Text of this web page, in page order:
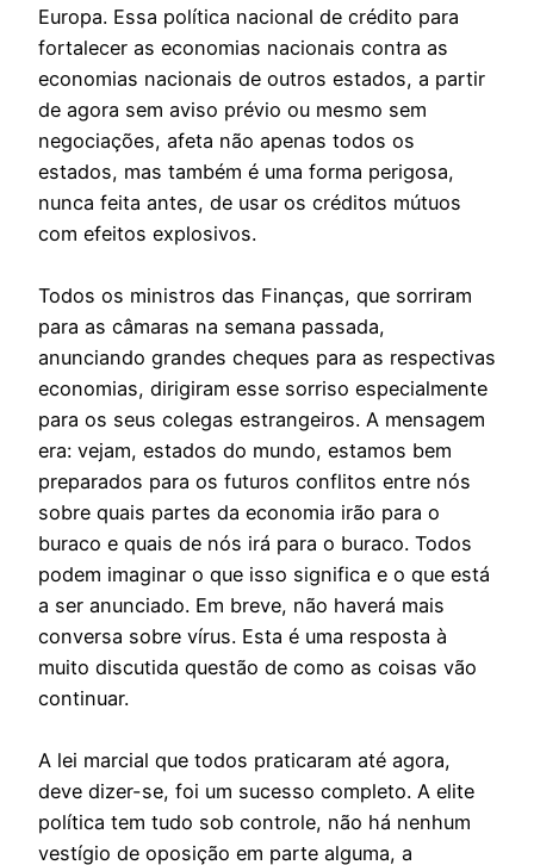
Europa. Essa política nacional de crédito para
fortalecer as economias nacionais contra as
economias nacionais de outros estados, a partir
de agora sem aviso prévio ou mesmo sem
negociações, afeta não apenas todos os
estados, mas também é uma forma perigosa,
nunca feita antes, de usar os créditos mútuos
com efeitos explosivos.
Todos os ministros das Finanças, que sorriram
para as câmaras na semana passada,
anunciando grandes cheques para as respectivas
economias, dirigiram esse sorriso especialmente
para os seus colegas estrangeiros. A mensagem
era: vejam, estados do mundo, estamos bem
preparados para os futuros conflitos entre nós
sobre quais partes da economia irão para o
buraco e quais de nós irá para o buraco. Todos
podem imaginar o que isso significa e o que está
a ser anunciado. Em breve, não haverá mais
conversa sobre vírus. Esta é uma resposta à
muito discutida questão de como as coisas vão
continuar.
A lei marcial que todos praticaram até agora,
deve dizer-se, foi um sucesso completo. A elite
política tem tudo sob controle, não há nenhum
vestígio de oposição em parte alguma, a